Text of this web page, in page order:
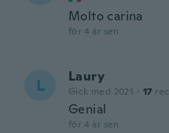
Molto carina
för 4 år sen
L Laury
Gick med 2021 · 17
Genial
för 4 år sen